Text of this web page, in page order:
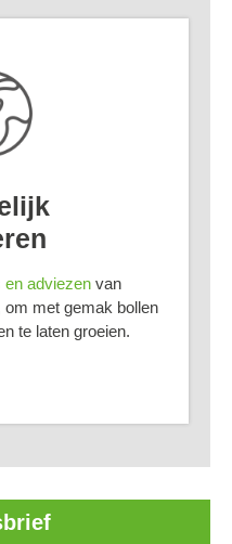
en adviezen van
met gemak bollen
te laten groeien.